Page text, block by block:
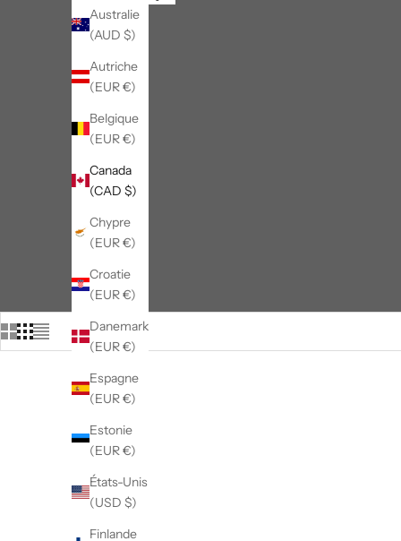
Australie
(AUD $)
Autriche
(EUR €)
Belgique
(EUR €)
Canada
(CAD $)
Chypre
(EUR €)
Croatie
(EUR €)
Danemark
(EUR €)
Espagne
(EUR €)
Estonie
(EUR €)
États-Unis
(USD $)
Finlande